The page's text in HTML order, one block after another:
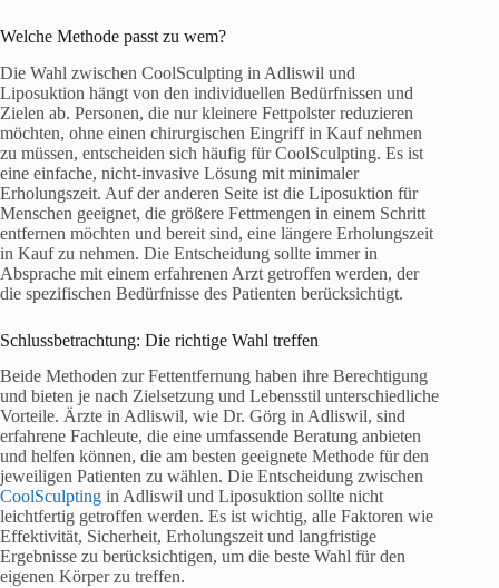
Welche Methode passt zu wem?
Die Wahl zwischen CoolSculpting in Adliswil und
Liposuktion hängt von den individuellen Bedürfnissen und
Zielen ab. Personen, die nur kleinere Fettpolster reduzieren
möchten, ohne einen chirurgischen Eingriff in Kauf nehmen
zu müssen, entscheiden sich häufig für CoolSculpting. Es ist
eine einfache, nicht-invasive Lösung mit minimaler
Erholungszeit. Auf der anderen Seite ist die Liposuktion für
Menschen geeignet, die größere Fettmengen in einem Schritt
entfernen möchten und bereit sind, eine längere Erholungszeit
in Kauf zu nehmen. Die Entscheidung sollte immer in
Absprache mit einem erfahrenen Arzt getroffen werden, der
die spezifischen Bedürfnisse des Patienten berücksichtigt.
Schlussbetrachtung: Die richtige Wahl treffen
Beide Methoden zur Fettentfernung haben ihre Berechtigung
und bieten je nach Zielsetzung und Lebensstil unterschiedliche
Vorteile. Ärzte in Adliswil, wie Dr. Görg in Adliswil, sind
erfahrene Fachleute, die eine umfassende Beratung anbieten
und helfen können, die am besten geeignete Methode für den
jeweiligen Patienten zu wählen. Die Entscheidung zwischen
CoolSculpting in Adliswil und Liposuktion sollte nicht
leichtfertig getroffen werden. Es ist wichtig, alle Faktoren wie
Effektivität, Sicherheit, Erholungszeit und langfristige
Ergebnisse zu berücksichtigen, um die beste Wahl für den
eigenen Körper zu treffen.